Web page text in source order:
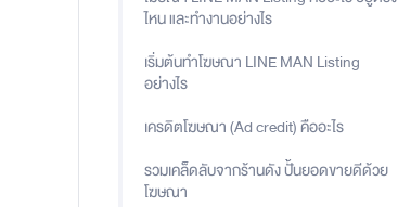
ไหน และทำงานอย่างไร
เริ่มต้นทำโฆษณา LINE MAN Listing
อย่างไร
เครดิตโฆษณา (Ad credit) คืออะไร
รวมเคล็ดลับจากร้านดัง ปั้นยอดขายดีด้วย
โฆษณา